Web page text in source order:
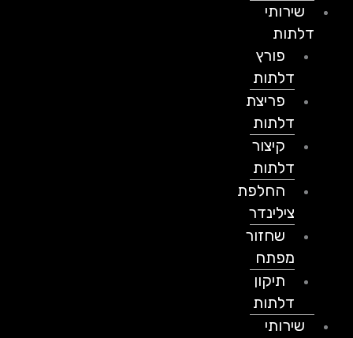
שירותי
דלתות
פורץ
דלתות
פריצת
דלתות
קיצור
דלתות
החלפת
צילינדר
שחזור
מפתח
תיקון
דלתות
שירותי